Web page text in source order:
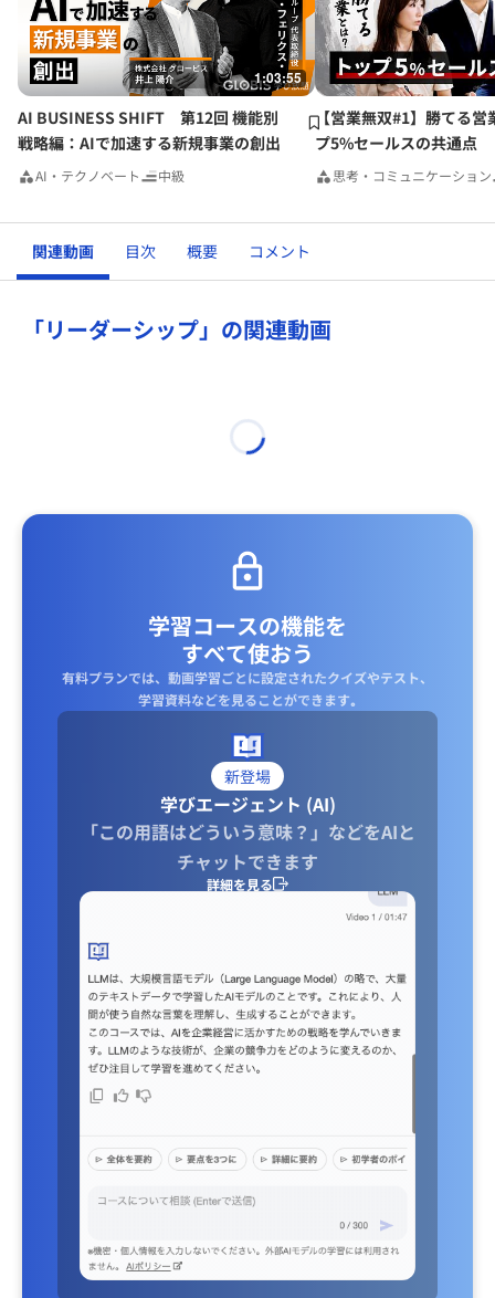
1:03:55
AI BUSINESS SHIFT 第12回 機能別
戦略編：AIで加速する新規事業の創出
AI・テクノベート 中級
【営業無双#1】勝てる営
プ5%セールスの共通点
思考・コミュニケーション
関連動画 目次 概要 コメント
「リーダーシップ」の関連動画
学習コースの機能を
すべて使おう
有料プランでは、動画学習ごとに設定されたクイズやテスト、
学習資料などを見ることができます｡
新登場
学びエージェント (AI)
「この用語はどういう意味？」などをAIと
チャットできます
詳細を見る